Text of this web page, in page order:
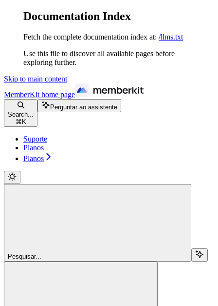
Documentation Index
Fetch the complete documentation index at: /llms.txt
Use this file to discover all available pages before
exploring further.
Skip to main content
MemberKit home page
Search...
⌘ K
Perguntar ao assistente
Suporte
Planos
Planos
Pesquisar...